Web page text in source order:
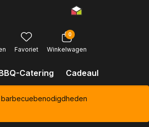
Favoriet
0
Winkelwagen
Catering Cadeaubonnen
barbecuebenodigdheden